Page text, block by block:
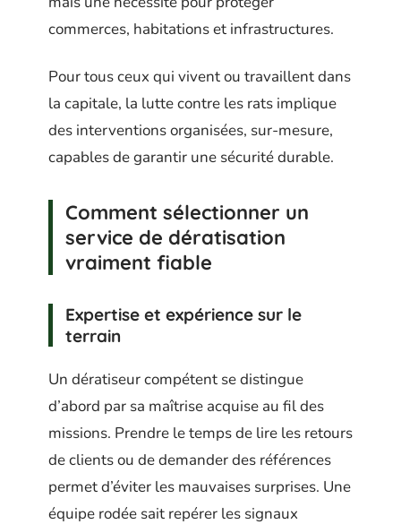
commerces, habitations et infrastructures.
Pour tous ceux qui vivent ou travaillent dans
la capitale, la lutte contre les rats implique
des interventions organisées, sur-mesure,
capables de garantir une sécurité durable.
Comment sélectionner un
service de dératisation
vraiment fiable
Expertise et expérience sur le
terrain
Un dératiseur compétent se distingue
d’abord par sa maîtrise acquise au fil des
missions. Prendre le temps de lire les retours
de clients ou de demander des références
permet d’éviter les mauvaises surprises. Une
équipe rodée sait repérer les signaux